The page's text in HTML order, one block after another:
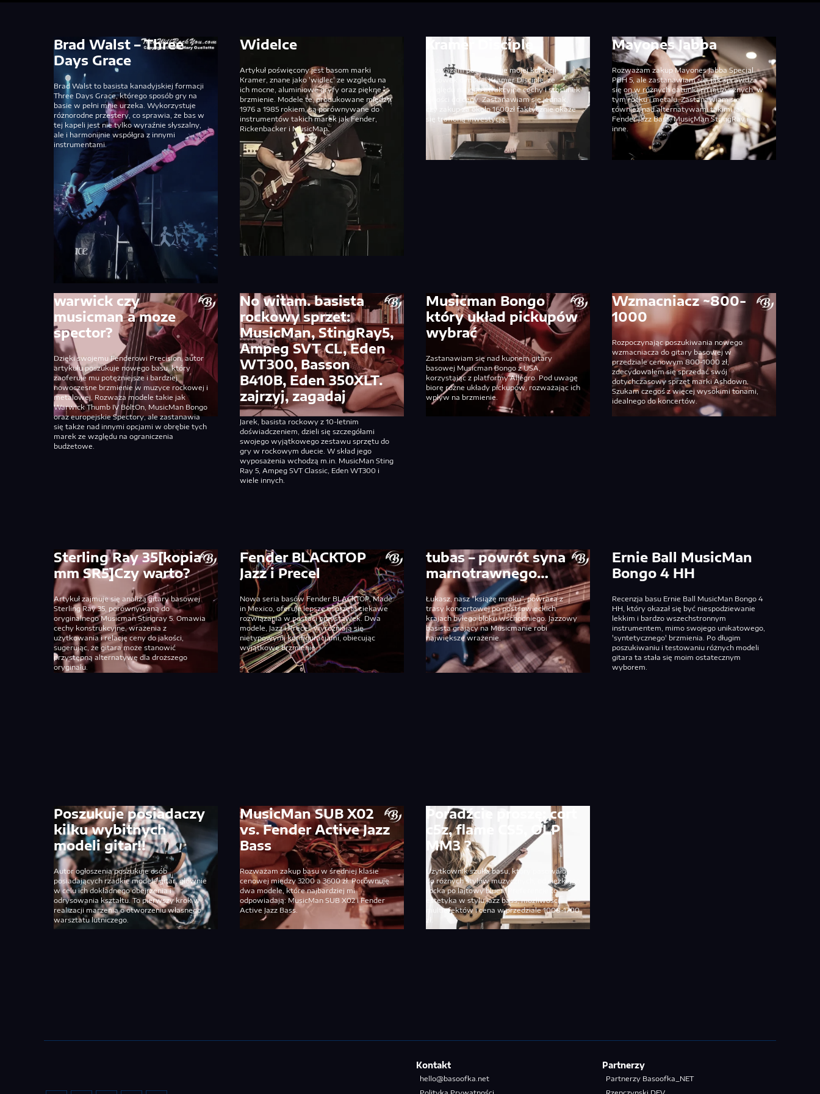
Brad Walst – Three
Days Grace
Brad Walst to basista kanadyjskiej formacji
Three Days Grace, którego sposób gry na
basie w pełni mnie urzeka. Wykorzystuje
różnorodne przestery, co sprawia, że bas w
tej kapeli jest nie tylko wyraźnie słyszalny,
ale i harmonijnie współgra z innymi
instrumentami.
Widelce
Artykuł poświęcony jest basom marki
Kramer, znane jako 'widlec' ze względu na
ich mocne, aluminiowe gryfy oraz piękne
brzmienie. Modele te, produkowane między
1976 a 1985 rokiem, są porównywane do
instrumentów takich marek jak Fender,
Rickenbacker i MusicMan.
Kramer Disciple
Rozważam poszerzenie mojej kolekcji
basówek o model Kramer Disciple, ze
względu na jego atrakcyjne cechy i stosunek
jakości do ceny. Zastanawiam się jednak,
czy zakup za około 1600zł faktycznie okaże
się trafioną inwestycją.
Mayones Jabba
Rozważam zakup Mayones Jabba Special
PBH 5, ale zastanawiam się, jak sprawdza
się on w różnych gatunkach muzycznych, w
tym rocku i metalu. Zastanawiam się
również nad alternatywami takimi jak
Fender Jazz Bass, MusicMan StringRay i
inne.
warwick czy
musicman a moze
spector?
Dzięki swojemu Fenderowi Precision, autor
artykułu poszukuje nowego basu, który
zaoferuje mu potężniejsze i bardziej
nowoczesne brzmienie w muzyce rockowej i
metalowej. Rozważa modele takie jak
Warwick Thumb IV BoltOn, MusicMan Bongo
oraz europejskie Spectory, ale zastanawia
się także nad innymi opcjami w obrębie tych
marek ze względu na ograniczenia
budżetowe.
No witam. basista
rockowy sprzet:
MusicMan, StingRay5,
Ampeg SVT CL, Eden
WT300, Basson
B410B, Eden 350XLT.
zajrzyj, zagadaj
Jarek, basista rockowy z 10-letnim
doświadczeniem, dzieli się szczegółami
swojego wyjątkowego zestawu sprzętu do
gry w rockowym duecie. W skład jego
wyposażenia wchodzą m.in. MusicMan Sting
Ray 5, Ampeg SVT Classic, Eden WT300 i
wiele innych.
Musicman Bongo
który układ pickupów
wybrać
Zastanawiam się nad kupnem gitary
basowej Musicman Bongo z USA,
korzystając z platformy Allegro. Pod uwagę
biorę różne układy pickupów, rozważając ich
wpływ na brzmienie.
Wzmacniacz ~800-
1000
Rozpoczynając poszukiwania nowego
wzmacniacza do gitary basowej w
przedziale cenowym 800-1000 zł,
zdecydowałem się sprzedać swój
dotychczasowy sprzęt marki Ashdown.
Szukam czegoś z więcej wysokimi tonami,
idealnego do koncertów.
Sterling Ray 35[kopia
mm SR5]Czy warto?
Artykuł zajmuje się analizą gitary basowej
Sterling Ray 35, porównywaną do
oryginalnego Musicman Stingray 5. Omawia
cechy konstrukcyjne, wrażenia z
użytkowania i relację ceny do jakości,
sugerując, że gitara może stanowić
przystępną alternatywę dla droższego
oryginału.
Fender BLACKTOP
Jazz i Precel
Nowa seria basów Fender BLACKTOP, Made
in Mexico, oferuje lepsze osprzęt i ciekawe
rozwiązania w postaci przystawek. Dwa
modele, Jazz i Precel, wyróżniają się
nietypowymi konfiguracjami, obiecując
wyjątkowe brzmienie.
tubas – powrót syna
marnotrawnego…
Łukasz, nasz "książę mroku", powraca z
trasy koncertowej po postsowieckich
krajach byłego bloku wschodniego. Jazzowy
basista grający na Musicmanie robi
największe wrażenie.
Ernie Ball MusicMan
Bongo 4 HH
Recenzja basu Ernie Ball MusicMan Bongo 4
HH, który okazał się być niespodziewanie
lekkim i bardzo wszechstronnym
instrumentem, mimo swojego unikatowego,
'syntetycznego' brzmienia. Po długim
poszukiwaniu i testowaniu różnych modeli
gitara ta stała się moim ostatecznym
wyborem.
Poszukuje posiadaczy
kilku wybitnych
modeli gitar!!
Autor ogłoszenia poszukuje osób
posiadających rzadkie modele gitar, głównie
w celu ich dokładnego obejrzenia i
odrysowania kształtu. To pierwszy krok w
realizacji marzenia o otworzeniu własnego
warsztatu lutniczego.
MusicMan SUB X02
vs. Fender Active Jazz
Bass
Rozważam zakup basu w średniej klasie
cenowej między 3200 a 3600 zł. Porównuję
dwa modele, które najbardziej mi
odpowiadają: MusicMan SUB X02 i Fender
Active Jazz Bass.
Poradźcie proszę: cort
c5z, flame CS5, OLP
MM3 ?
Użytkownik szuka basu, który pasowałby
do różnych stylów muzycznych, od ciężkiego
rocka po lajtowy blues. Preferencje to
estetyka w stylu jazz bass, możliwości
multiefektów i cena w przedziale 1000-1700
Kontakt
hello@basoofka.net
Polityka Prywatności
Partnerzy
Partnerzy Basoofka_NET
Rzepczynski.DEV